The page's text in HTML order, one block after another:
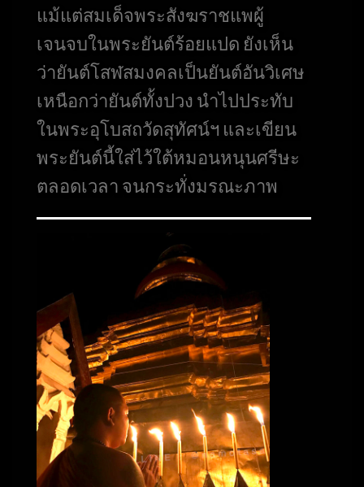
แม้แต่สมเด็จพระสังฆราชแพผู้
เจนจบในพระยันต์ร้อยแปด ยังเห็น
ว่ายันต์โสฬสมงคลเป็นยันต์อันวิเศษ
เหนือกว่ายันต์ทั้งปวง นำไปประทับ
ในพระอุโบสถวัดสุทัศน์ฯ และเขียน
พระยันต์นี้ใส่ไว้ใต้หมอนหนุนศรีษะ
ตลอดเวลา จนกระทั่งมรณะภาพ